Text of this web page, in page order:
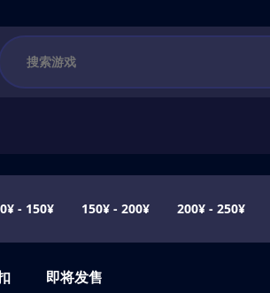
- 150¥ 150¥ - 200¥ 200¥ - 250¥
即将发售